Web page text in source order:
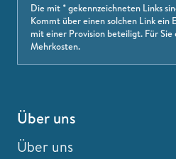
Die mit * gekennzeichneten Links
Kommt über einen solchen Link ein
mit einer Provision beteiligt. Für Sie
Mehrkosten.
Über uns
Über uns